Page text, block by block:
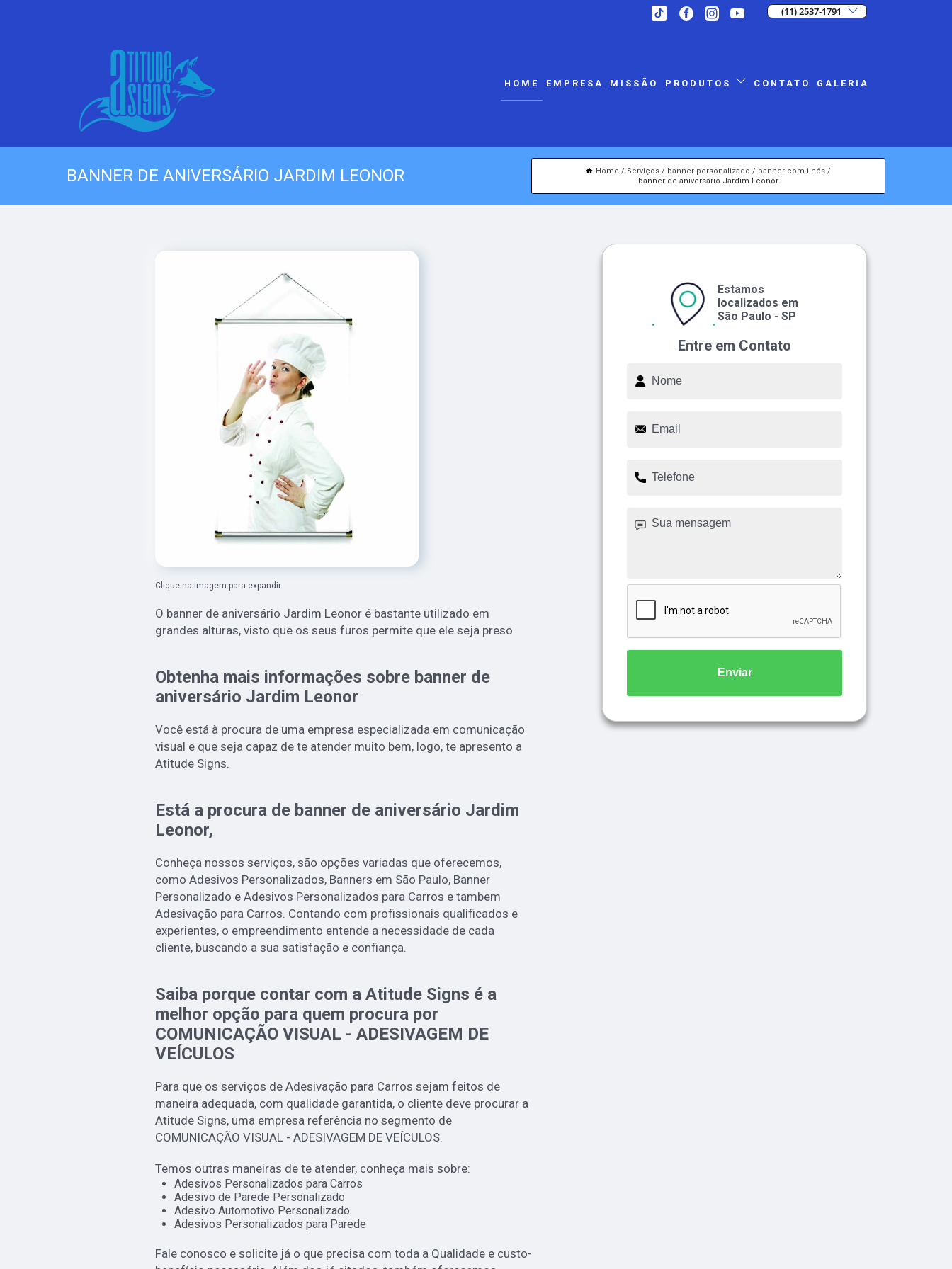
(11) 2537-1791
HOME EMPRESA MISSÃO PRODUTOS CONTATO GALERIA
BANNER DE ANIVERSÁRIO JARDIM LEONOR Home Serviços banner personalizado
banner com ilhós
banner de aniversário Jardim Leonor
Clique na imagem para expandir
O banner de aniversário Jardim Leonor é bastante utilizado em
grandes alturas, visto que os seus furos permite que ele seja preso.
Obtenha mais informações sobre banner de
aniversário Jardim Leonor
Você está à procura de uma empresa especializada em comunicação
visual e que seja capaz de te atender muito bem, logo, te apresento a
Atitude Signs.
Está a procura de banner de aniversário Jardim
Leonor,
Conheça nossos serviços, são opções variadas que oferecemos,
como Adesivos Personalizados, Banners em São Paulo, Banner
Personalizado e Adesivos Personalizados para Carros e tambem
Adesivação para Carros. Contando com profissionais qualificados e
experientes, o empreendimento entende a necessidade de cada
cliente, buscando a sua satisfação e confiança.
Saiba porque contar com a Atitude Signs é a
melhor opção para quem procura por
COMUNICAÇÃO VISUAL - ADESIVAGEM DE
VEÍCULOS
Para que os serviços de Adesivação para Carros sejam feitos de
maneira adequada, com qualidade garantida, o cliente deve procurar a
Atitude Signs, uma empresa referência no segmento de
COMUNICAÇÃO VISUAL - ADESIVAGEM DE VEÍCULOS.
Temos outras maneiras de te atender, conheça mais sobre:
Adesivos Personalizados para Carros
Adesivo de Parede Personalizado
Adesivo Automotivo Personalizado
Adesivos Personalizados para Parede
Fale conosco e solicite já o que precisa com toda a Qualidade e custo-
Entre em Contato
Estamos
localizados em
São Paulo - SP
Enviar